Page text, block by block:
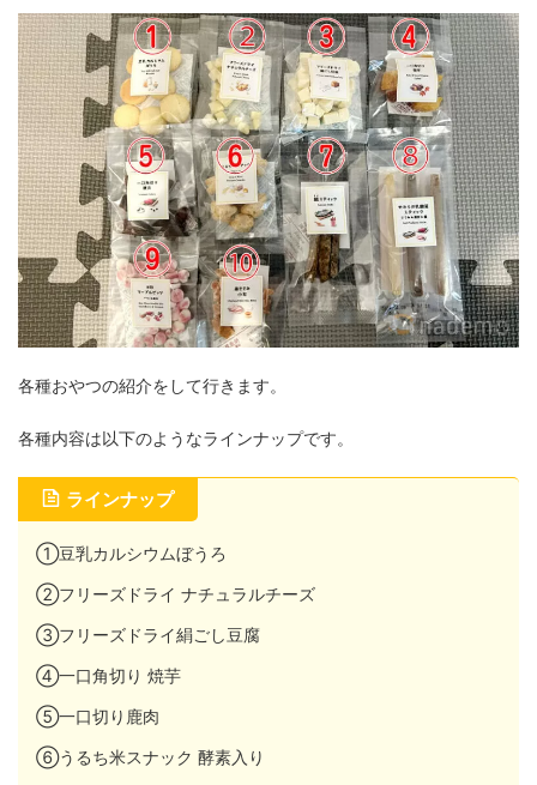
各種おやつの紹介をして行きます。
各種内容は以下のようなラインナップです。
ラインナップ
①豆乳カルシウムぼうろ
②フリーズドライ ナチュラルチーズ
③フリーズドライ絹ごし豆腐
④一口角切り 焼芋
⑤一口切り鹿肉
⑥うるち米スナック 酵素入り